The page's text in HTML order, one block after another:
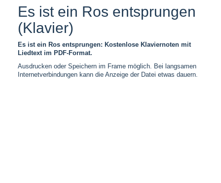
Es ist ein Ros entsprungen
(Klavier)
Es ist ein Ros entsprungen: Kostenlose Klaviernoten mit
Liedtext im PDF-Format.
Ausdrucken oder Speichern im Frame möglich. Bei langsamen
Internetverbindungen kann die Anzeige der Datei etwas dauern.